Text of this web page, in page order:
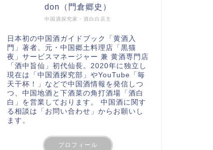
中国酒探究家・酒白白店主
don（門倉郷史）
日本初の中国酒ガイドブック「 黄酒入
門 」著者。元・中国郷土料理店「黒猫
夜」サービスマネージャー 兼 黄酒専門店
「酒中旨仙」初代仙長。2020年に独立し
現在は「 中国酒探究部 」やYouTube 「毎
天干杯！」 などで中国酒情報を発信しつ
つ、中国地酒と下酒菜の角打酒場「酒白
白」を営業しております。 中国酒に関す
る相談は
「お問い合わせ」 からお願いし
ます。
プロフィール